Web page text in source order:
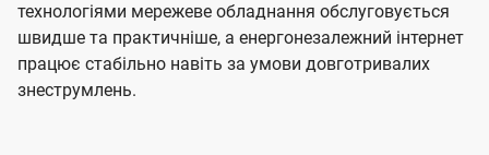
технологіями мережеве обладнання обслуговується
швидше та практичніше, а енергонезалежний інтернет
працює стабільно навіть за умови довготривалих
знеструмлень.